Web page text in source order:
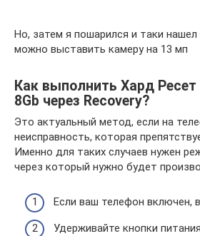
Но, затем я пошарился и таки нашел
можно выставить камеру на 13 мп
Как выполнить Хард Ресет
8Gb через Recovery?
Это актуальный метод, если на
неисправность, которая
Именно для таких случаев нужен
через который нужно будет
Если ваш телефон включен,
Удерживайте кнопки